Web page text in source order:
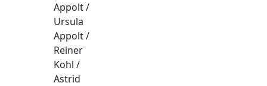
Appolt /
Ursula
Appolt /
Reiner
Kohl /
Astrid